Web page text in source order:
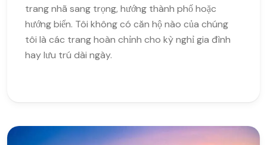
trang nhã sang trọng, hướng thành phố hoặc
hướng biển. Tôi không có căn hộ nào của chúng
tôi là các trang hoàn chỉnh cho kỳ nghỉ gia đình
hay lưu trú dài ngày.